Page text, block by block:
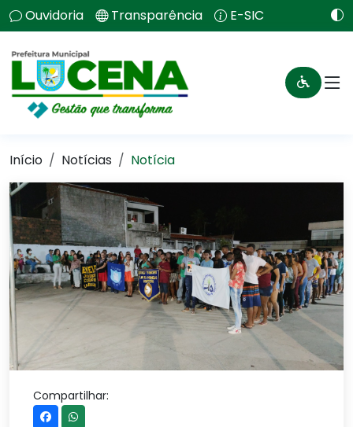
Ouvidoria Transparência E-SIC
Início Notícias Notícia
Compartilhar: